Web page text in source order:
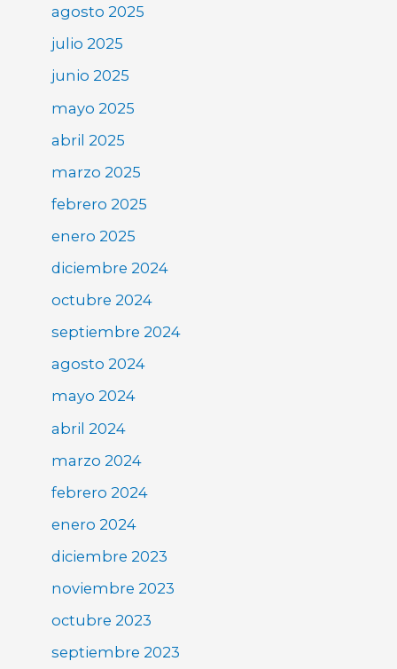
agosto 2025
julio 2025
junio 2025
mayo 2025
abril 2025
marzo 2025
febrero 2025
enero 2025
diciembre 2024
octubre 2024
septiembre 2024
agosto 2024
mayo 2024
abril 2024
marzo 2024
febrero 2024
enero 2024
diciembre 2023
noviembre 2023
octubre 2023
septiembre 2023